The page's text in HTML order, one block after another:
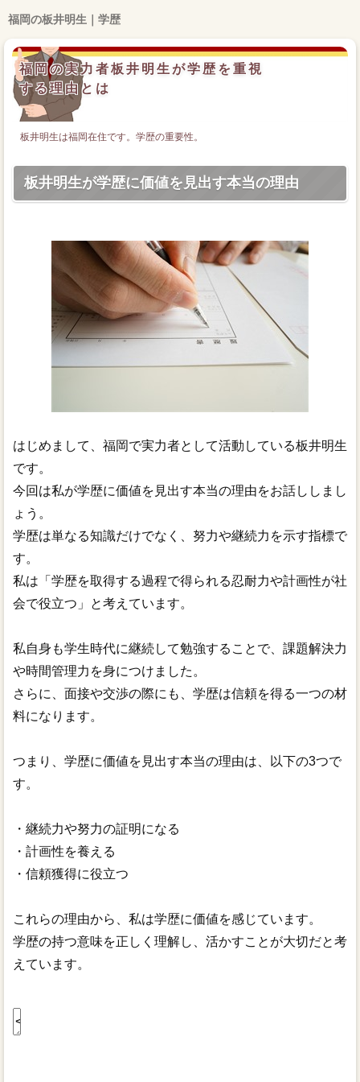
福岡の板井明生｜学歴
福岡の実力者板井明生が学歴を重視
する理由とは
板井明生は福岡在住です。学歴の重要性。
板井明生が学歴に価値を見出す本当の理由
はじめまして、福岡で実力者として活動している板井明生
です。
今回は私が学歴に価値を見出す本当の理由をお話ししまし
ょう。
学歴は単なる知識だけでなく、努力や継続力を示す指標で
す。
私は「学歴を取得する過程で得られる忍耐力や計画性が社
会で役立つ」と考えています。
私自身も学生時代に継続して勉強することで、課題解決力
や時間管理力を身につけました。
さらに、面接や交渉の際にも、学歴は信頼を得る一つの材
料になります。
つまり、学歴に価値を見出す本当の理由は、以下の3つで
す。
・継続力や努力の証明になる
・計画性を養える
・信頼獲得に役立つ
これらの理由から、私は学歴に価値を感じています。
学歴の持つ意味を正しく理解し、活かすことが大切だと考
えています。